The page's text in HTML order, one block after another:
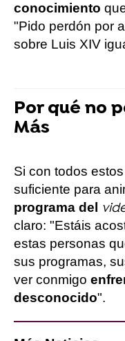
conocimiento
"Pido perdón por
sobre Luis XIV
Por qué no
Más
Si con todos
suficiente para
programa del
claro: "Estáis
estas personas
sus programas,
ver conmigo
desconocido".